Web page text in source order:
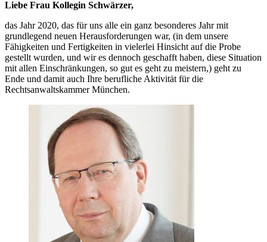
Liebe Frau Kollegin Schwärzer,
das Jahr 2020, das für uns alle ein ganz besonderes Jahr mit
grundlegend neuen Herausforderungen war, (in dem unsere
Fähigkeiten und Fertigkeiten in vielerlei Hinsicht auf die Probe
gestellt wurden, und wir es dennoch geschafft haben, diese Situation
mit allen Einschränkungen, so gut es geht zu meistern,) geht zu
Ende und damit auch Ihre berufliche Aktivität für die
Rechtsanwaltskammer München.